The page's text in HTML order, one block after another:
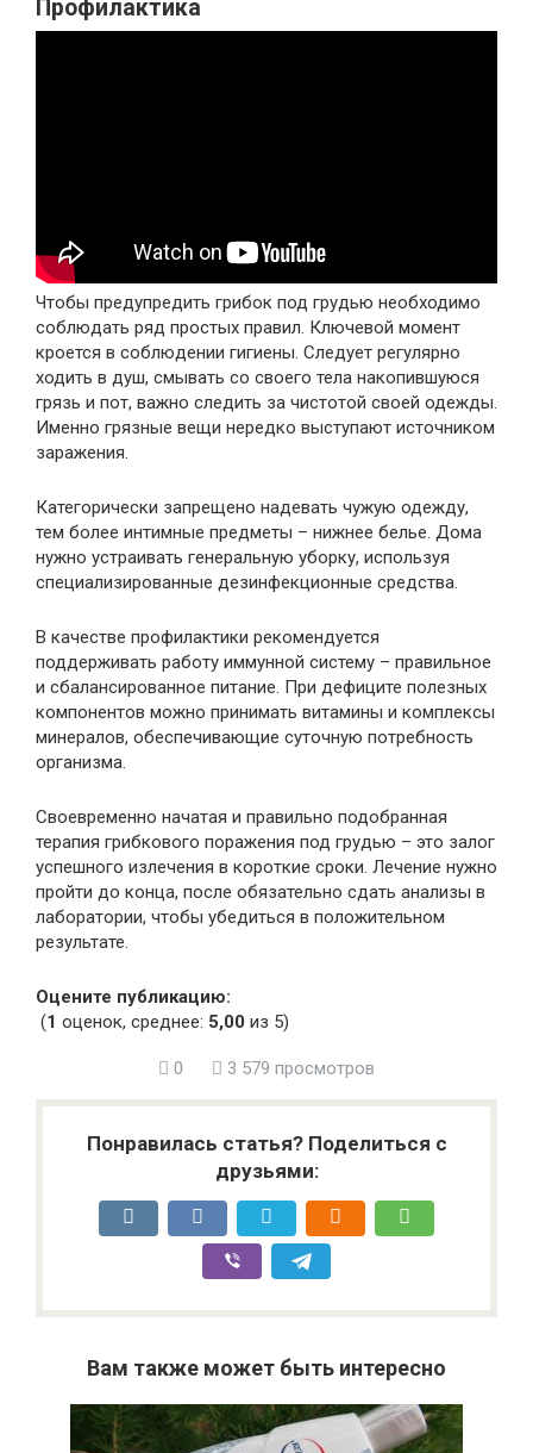
Профилактика
Чтобы предупредить грибок под грудью необходимо
соблюдать ряд простых правил. Ключевой момент
кроется в соблюдении гигиены. Следует регулярно
ходить в душ, смывать со своего тела накопившуюся
грязь и пот, важно следить за чистотой своей одежды.
Именно грязные вещи нередко выступают источником
заражения.
Категорически запрещено надевать чужую одежду,
тем более интимные предметы – нижнее белье. Дома
нужно устраивать генеральную уборку, используя
специализированные дезинфекционные средства.
В качестве профилактики рекомендуется
поддерживать работу иммунной систему – правильное
и сбалансированное питание. При дефиците полезных
компонентов можно принимать витамины и комплексы
минералов, обеспечивающие суточную потребность
организма.
Своевременно начатая и правильно подобранная
терапия грибкового поражения под грудью – это залог
успешного излечения в короткие сроки. Лечение нужно
пройти до конца, после обязательно сдать анализы в
лаборатории, чтобы убедиться в положительном
результате.
Оцените публикацию:
(1 оценок, среднее: 5,00 из 5)
0 3 579 просмотров
Понравилась статья? Поделиться с
друзьями:
Вам также может быть интересно